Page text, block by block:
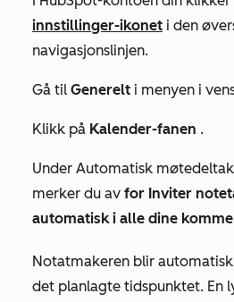
innstillinger-ikonet i den
navigasjonslinjen.
Gå til Generelt i menyen i
Klikk på Kalender-fanen .
Under Automatisk
merker du av for Inviter
automatisk i alle dine
Notatmakeren blir
det planlagte tidspunktet. En